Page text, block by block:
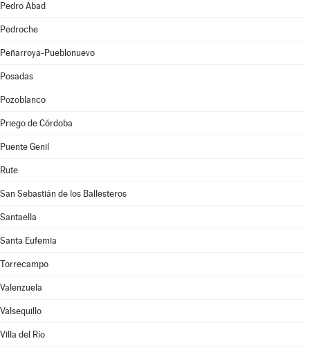
Pedro Abad
Pedroche
Peñarroya-Pueblonuevo
Posadas
Pozoblanco
Priego de Córdoba
Puente Genil
Rute
San Sebastián de los Ballesteros
Santaella
Santa Eufemia
Torrecampo
Valenzuela
Valsequillo
Villa del Río